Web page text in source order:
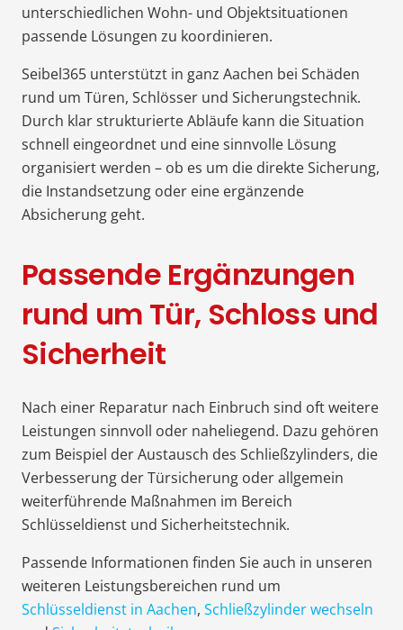
unterschiedlichen Wohn- und Objektsituationen
passende Lösungen zu koordinieren.
Seibel365 unterstützt in ganz Aachen bei Schäden
rund um Türen, Schlösser und Sicherungstechnik.
Durch klar strukturierte Abläufe kann die Situation
schnell eingeordnet und eine sinnvolle Lösung
organisiert werden – ob es um die direkte Sicherung,
die Instandsetzung oder eine ergänzende
Absicherung geht.
Passende Ergänzungen
rund um Tür, Schloss und
Sicherheit
Nach einer Reparatur nach Einbruch sind oft weitere
Leistungen sinnvoll oder naheliegend. Dazu gehören
zum Beispiel der Austausch des Schließzylinders, die
Verbesserung der Türsicherung oder allgemein
weiterführende Maßnahmen im Bereich
Schlüsseldienst und Sicherheitstechnik.
Passende Informationen finden Sie auch in unseren
weiteren Leistungsbereichen rund um
Schlüsseldienst in Aachen, Schließzylinder wechseln